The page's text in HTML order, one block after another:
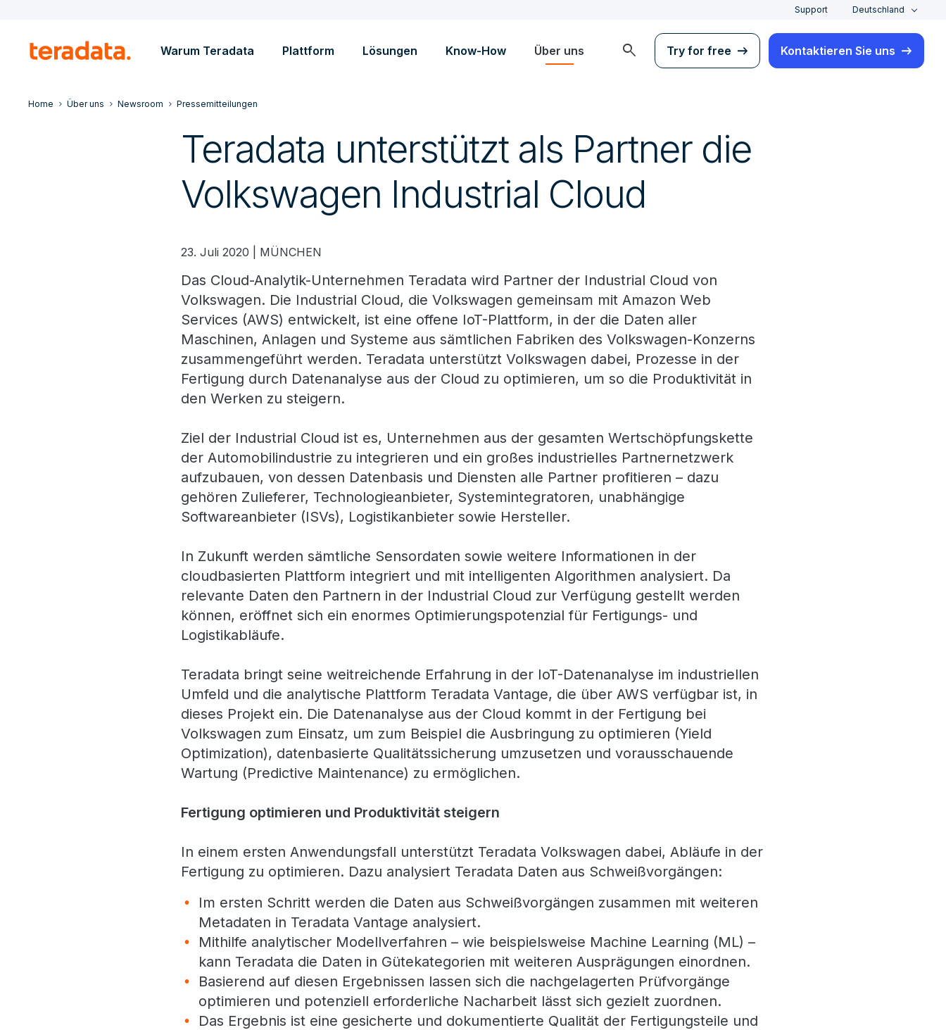
Support Deutschland
Warum Teradata Plattform Lösungen Know-How Über uns search Try for free Kontaktieren Sie uns
Home Über uns Newsroom Pressemitteilungen
Teradata unterstützt als Partner die
Volkswagen Industrial Cloud
23. Juli 2020 | MÜNCHEN
Das Cloud-Analytik-Unternehmen Teradata wird Partner der Industrial Cloud von
Volkswagen. Die Industrial Cloud, die Volkswagen gemeinsam mit Amazon Web
Services (AWS) entwickelt, ist eine offene IoT-Plattform, in der die Daten aller
Maschinen, Anlagen und Systeme aus sämtlichen Fabriken des Volkswagen-Konzerns
zusammengeführt werden. Teradata unterstützt Volkswagen dabei, Prozesse in der
Fertigung durch Datenanalyse aus der Cloud zu optimieren, um so die Produktivität in
den Werken zu steigern.
Ziel der Industrial Cloud ist es, Unternehmen aus der gesamten Wertschöpfungskette
der Automobilindustrie zu integrieren und ein großes industrielles Partnernetzwerk
aufzubauen, von dessen Datenbasis und Diensten alle Partner profitieren – dazu
gehören Zulieferer, Technologieanbieter, Systemintegratoren, unabhängige
Softwareanbieter (ISVs), Logistikanbieter sowie Hersteller.
In Zukunft werden sämtliche Sensordaten sowie weitere Informationen in der
cloudbasierten Plattform integriert und mit intelligenten Algorithmen analysiert. Da
relevante Daten den Partnern in der Industrial Cloud zur Verfügung gestellt werden
können, eröffnet sich ein enormes Optimierungspotenzial für Fertigungs- und
Logistikabläufe.
Teradata bringt seine weitreichende Erfahrung in der IoT-Datenanalyse im industriellen
Umfeld und die analytische Plattform Teradata Vantage, die über AWS verfügbar ist, in
dieses Projekt ein. Die Datenanalyse aus der Cloud kommt in der Fertigung bei
Volkswagen zum Einsatz, um zum Beispiel die Ausbringung zu optimieren (Yield
Optimization), datenbasierte Qualitätssicherung umzusetzen und vorausschauende
Wartung (Predictive Maintenance) zu ermöglichen.
Fertigung optimieren und Produktivität steigern
In einem ersten Anwendungsfall unterstützt Teradata Volkswagen dabei, Abläufe in der
Fertigung zu optimieren. Dazu analysiert Teradata Daten aus Schweißvorgängen:
Im ersten Schritt werden die Daten aus Schweißvorgängen zusammen mit weiteren
Metadaten in Teradata Vantage analysiert.
Mithilfe analytischer Modellverfahren – wie beispielsweise Machine Learning (ML) –
kann Teradata die Daten in Gütekategorien mit weiteren Ausprägungen einordnen.
Basierend auf diesen Ergebnissen lassen sich die nachgelagerten Prüfvorgänge
optimieren und potenziell erforderliche Nacharbeit lässt sich gezielt zuordnen.
Das Ergebnis ist eine gesicherte und dokumentierte Qualität der Fertigungsteile und